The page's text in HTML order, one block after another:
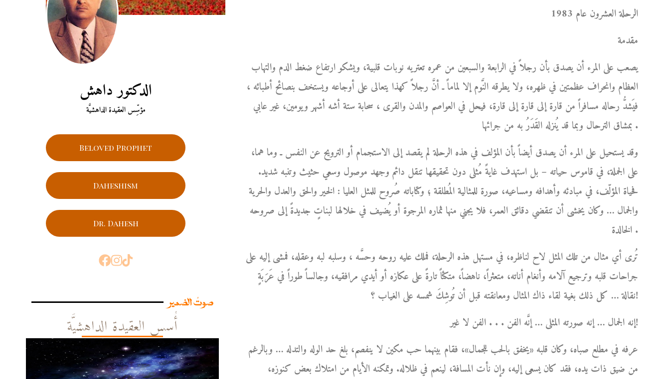
الدكتور داهش
مؤسِّس العقيدة الداهشيَّة
Beloved Prophet
Daheshism
Dr. Dahesh
صوتُ الضمير
أُسس العقيدة الداهشيَّة
الرحلة العشرون عام 1983
مقدمة
يصعب على المرء أن يصدق بأن رجلاً في الرابعة والسبعين من عمره تعتريه نوبات قلبية، ويشكو ارتفاع ضغط الدم والتهاب
العظام وانحراف عظمتين في ظهره، ولا يطرقه النَّوم إلا لماماً ـ أنَّ رجلاً كهذا يتعالى على أوجاعه ويستخف بنصائح أطبائه ،
فيَشدُّ رحاله مسافراً من قارة إلى قارة إلى قارة، فيحل في العواصم والمدن والقرى ، سحابة ستة أشه أشهر ويومين، غير عابي
بمشاق الترحال وبما قد يُنزله القَدَرُ به من جرائها .
وقد يستحيل على المرء أن يصدق أيضاً بأن المؤلف في هذه الرحلة لم يقصد إلى الاستجمام أو الترويح عن النفس ـ وما هما،
على الجملة، في قاموس حياته – بل استهدف غايةً مُثلى دون تحقيقها تنقل دائم وجهد موصول وسعي حثيث وتنبه شديد.
فحياة المؤلّف، في مبادئه وأهدافه ومساعيه، صورة للمثالية المُطلقة ؛ وكتاباته صُروح للمثل العليا : الخير والحق والعدل والحرية
والجمال … وكان يخشى أن تنقضي دقائق العمر، فلا يجني منها ثماره المرجوة أو يُضيف في خلالها لبناتٍ جديدةً إلى صروحه
الخالدة .
تُرى أي مثال من تلك المثل لاح لناظره، في مستهل هذه الرحلة، فملك عليه روحه وحسَّه ، وسلبه لبه وعقله، فمشى إليه على
جراحات قلبه وترجيع آلامه وأنغام أناته، متعثراً، ناهضاً، متكئاً تارةً على عكازه أو أيدي مرافقيه، وجالساً طوراً في عَرَبَةٍ
نقالة … كل ذلك بغية لقاء ذاك المثال ومعانقته قبل أن تُوشِكَ شمسه على الغياب ؟!
إنه الجمال … إنه صورته المثلى … إنَّه الفن . . . الفن لا غير!
عرفه في مطلع صباه، وكان قلبه «يخفق بالحب للجمال»، فقام بينهما حب مكين لا ينفصم، بلغ حد الوله والتدله … وبالرغم
من ضيق ذات يده، فقد كان يسعى إليه، وإن نأت المسافة، لينعم في ظلاله. وتمكنه الأيام من امتلاك بعض كنوزه،